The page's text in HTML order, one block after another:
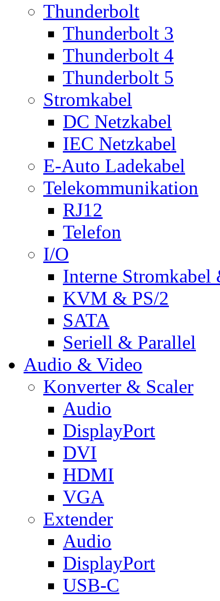
Thunderbolt
Thunderbolt 3
Thunderbolt 4
Thunderbolt 5
Stromkabel
DC Netzkabel
IEC Netzkabel
E-Auto Ladekabel
Telekommunikation
RJ12
Telefon
I/O
Interne Stromkabel
KVM & PS/2
SATA
Seriell & Parallel
Audio & Video
Konverter & Scaler
Audio
DisplayPort
DVI
HDMI
VGA
Extender
Audio
DisplayPort
USB-C